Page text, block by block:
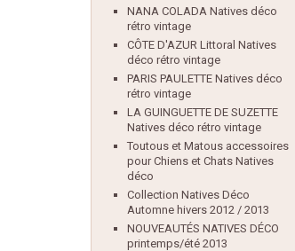
NANA COLADA Natives déco
rétro vintage
CÔTE D'AZUR Littoral Natives
déco rétro vintage
PARIS PAULETTE Natives déco
rétro vintage
LA GUINGUETTE DE SUZETTE
Natives déco rétro vintage
Toutous et Matous accessoires
pour Chiens et Chats Natives
déco
Collection Natives Déco
Automne hivers 2012 / 2013
NOUVEAUTÉS NATIVES DÉCO
printemps/été 2013